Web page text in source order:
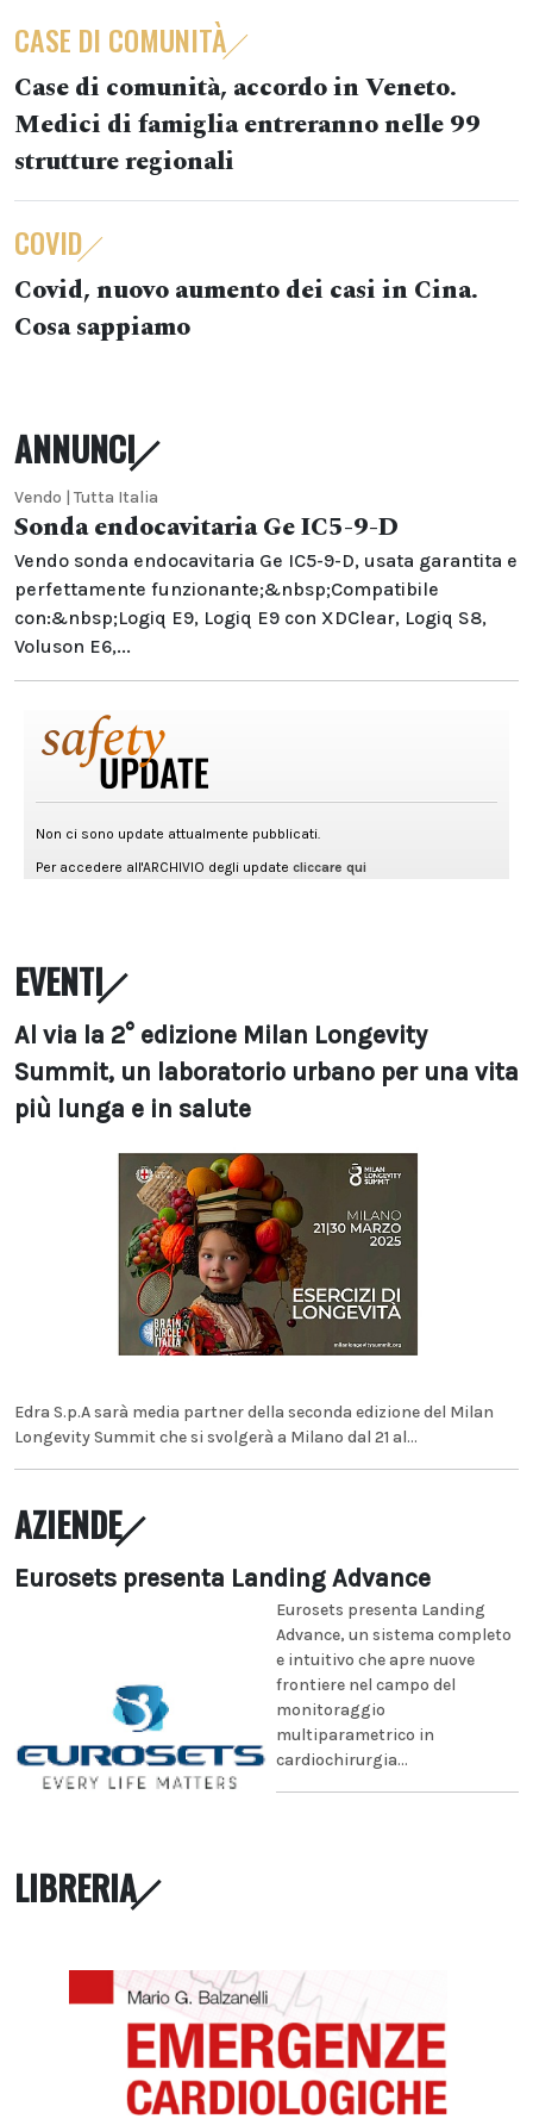
CASE DI COMUNITÀ
Case di comunità, accordo in Veneto.
Medici di famiglia entreranno nelle 99
strutture regionali
COVID
Covid, nuovo aumento dei casi in Cina.
Cosa sappiamo
ANNUNCI
Vendo | Tutta Italia
Sonda endocavitaria Ge IC5-9-D
Vendo sonda endocavitaria Ge IC5-9-D, usata garantita e
perfettamente funzionante;&nbsp;Compatibile
con:&nbsp;Logiq E9, Logiq E9 con XDClear, Logiq S8,
Voluson E6,...
EVENTI
Al via la 2° edizione Milan Longevity
Summit, un laboratorio urbano per una vita
più lunga e in salute
Edra S.p.A sarà media partner della seconda edizione del Milan
Longevity Summit che si svolgerà a Milano dal 21 al...
AZIENDE
Eurosets presenta Landing Advance
Eurosets presenta Landing
Advance, un sistema completo
e intuitivo che apre nuove
frontiere nel campo del
monitoraggio
multiparametrico in
cardiochirurgia...
LIBRERIA